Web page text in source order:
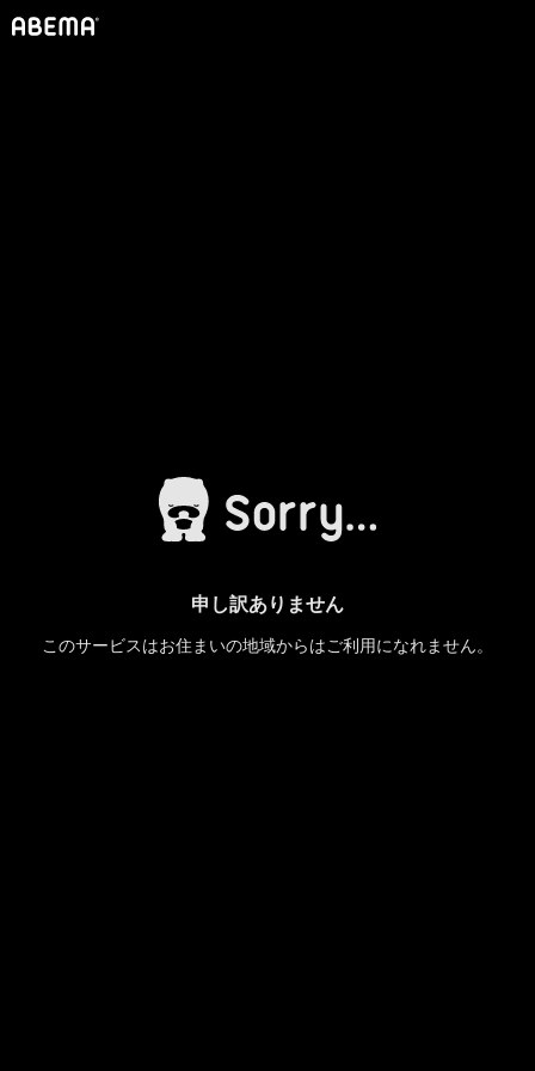
申し訳ありません
このサービスはお住まいの地域からはご利用になれません。